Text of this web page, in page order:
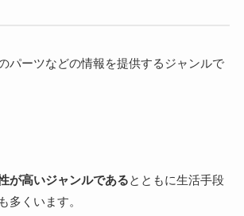
パーツなどの情報を提供するジャンルで
が高いジャンルであるとともに生活手段
多くいます。